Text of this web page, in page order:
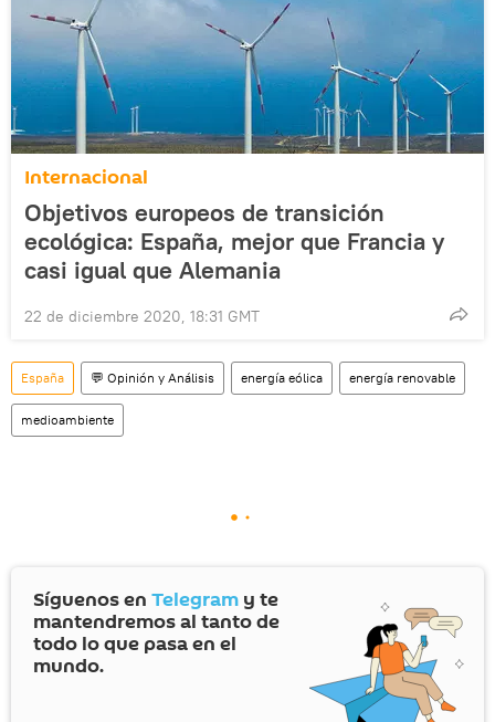
Internacional
Objetivos europeos de transición
ecológica: España, mejor que Francia y
casi igual que Alemania
22 de diciembre 2020, 18:31 GMT
España 💬 Opinión y Análisis energía eólica energía renovable
medioambiente
Síguenos en Telegram y te
mantendremos al tanto de
todo lo que pasa en el
mundo.